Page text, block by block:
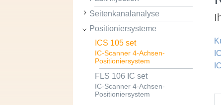
Seitenkanalanalyse
Positioniersysteme
ICS 105 set
IC-Scanner 4-Achsen-
Positioniersystem
FLS 106 IC set
IC-Scanner 4-Achsen-
Positioniersystem